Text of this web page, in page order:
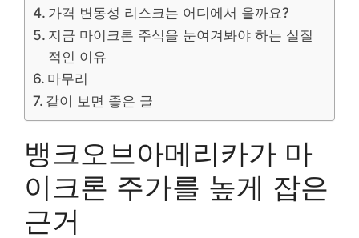
가격 변동성 리스크는 어디에서 올까요?
지금 마이크론 주식을 눈여겨봐야 하는 실질
적인 이유
마무리
같이 보면 좋은 글
뱅크오브아메리카가 마
이크론 주가를 높게 잡은
근거